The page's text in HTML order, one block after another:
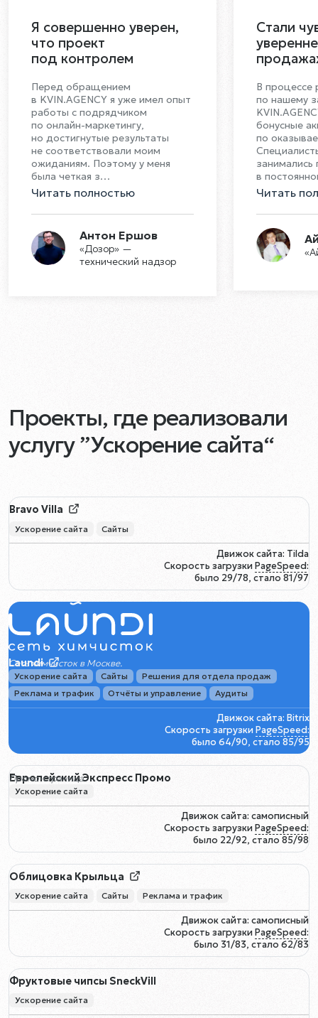
Я совершенно уверен,
что проект
под контролем
Перед обращением
в KVIN.AGENCY я уже имел опыт
работы с подрядчиком
по онлайн-маркетингу,
но достигнутые результаты
не соответствовали моим
ожиданиям. Поэтому у меня
была четкая з…
Читать полностью
Антон Ершов
«Дозор» —
технический надзор
Стали
В процессе
по нашему
бонусные
по
в
Читать
Проекты, где реализовали
услугу ”Ускорение сайта“
Bravo Villa
Ускорение сайта Сайты
Движок сайта: Tilda
Скорость загрузкиPageSpeed:
было 29/78, стало 81/97
Laundi
Сеть химчисток в Москве.
Ускорение сайта Сайты
Решения для отдела продаж
Реклама и трафик
Отчёты и управление Аудиты
Движок сайта: Bitrix
Скорость загрузкиPageSpeed:
было 64/90, стало 85/95
Европейский Экспресс Промо
Промо-страница
Ускорение сайта
Движок сайта: самописный
Скорость загрузкиPageSpeed:
было 22/92, стало 85/98
Облицовка Крыльца
Ускорение сайта Сайты Реклама и трафик
Движок сайта: самописный
Скорость загрузкиPageSpeed:
было 31/83, стало 62/83
Фруктовые чипсы SneckVill
Ускорение сайта